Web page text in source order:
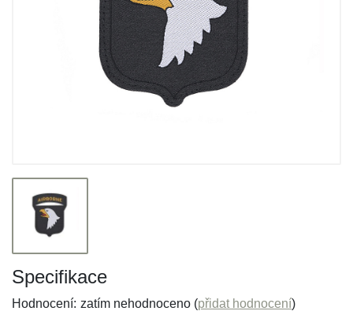
Specifikace
Hodnocení: zatím nehodnoceno (přidat hodnocení)